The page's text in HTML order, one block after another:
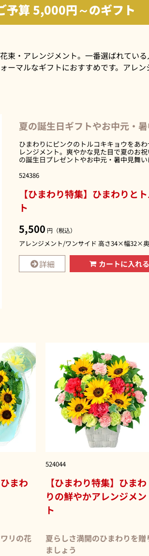
予算 5,000円～のギフト
束・アレンジメント。一番選ばれてい
ーマルなギフトにおすすめです。アレ
夏の誕生日ギフトやお中元・
ひまわりにピンクのトルコキキョウをあ
レンジメント。爽やかな見た目で夏のお
の誕生日プレゼントやお中元・暑中見舞
524386
【ひまわり特集】ひまわりと
ト
5,500 円（税込）
アレンジメント/ワンサイド 高さ34×幅32×
詳細 カートに入れる
まわ
リの花
524044
【ひまわり特集】ひまわ
りの鮮やかアレンジメン
ト
夏らしさ満開のひまわりを贈
ましょう